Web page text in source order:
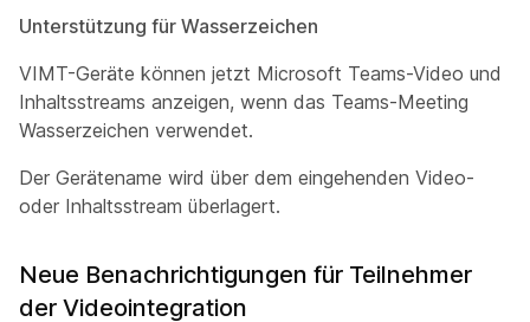
Unterstützung für Wasserzeichen
VIMT-Geräte können jetzt Microsoft Teams-Video und
Inhaltsstreams anzeigen, wenn das Teams-Meeting
Wasserzeichen verwendet.
Der Gerätename wird über dem eingehenden Video-
oder Inhaltsstream überlagert.
Neue Benachrichtigungen für Teilnehmer
der Videointegration